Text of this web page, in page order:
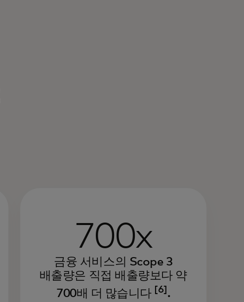
700x
금융 서비스의 Scope 3
배출량은 직접 배출량보다 약
700배 더 많습니다 [6] .